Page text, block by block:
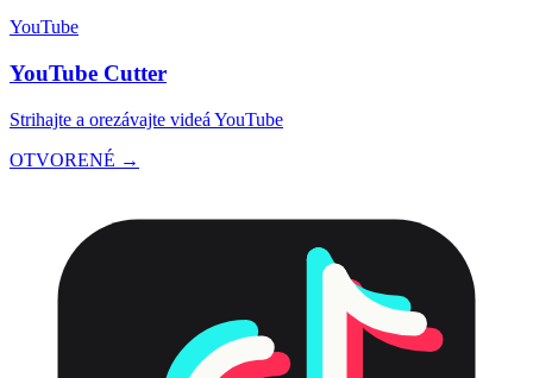
YouTube
YouTube Cutter
Strihajte a orezávajte videá YouTube
OTVORENÉ →